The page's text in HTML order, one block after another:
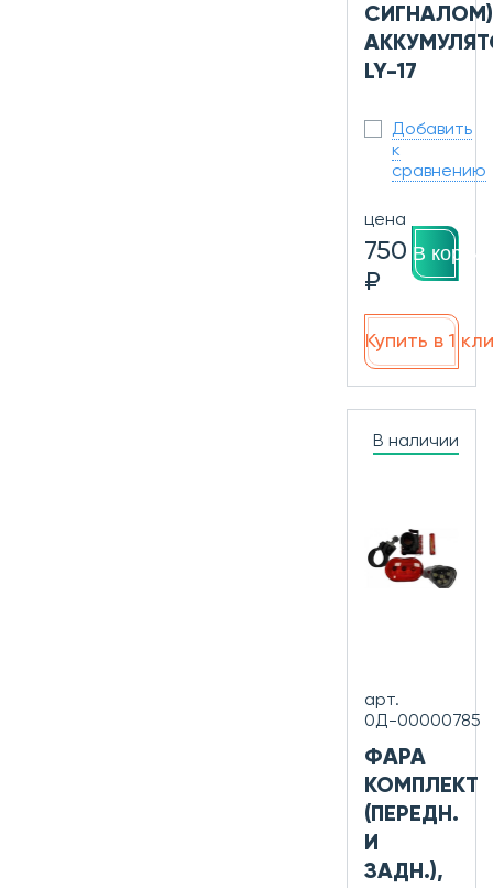
LY-17
Добавить
к
сравнению
цена
750
₽
В
Купить в 1
В наличии
арт.
0Д-00000785
ФАРА
КОМПЛЕКТ
(ПЕРЕДН.
И
ЗАДН.),